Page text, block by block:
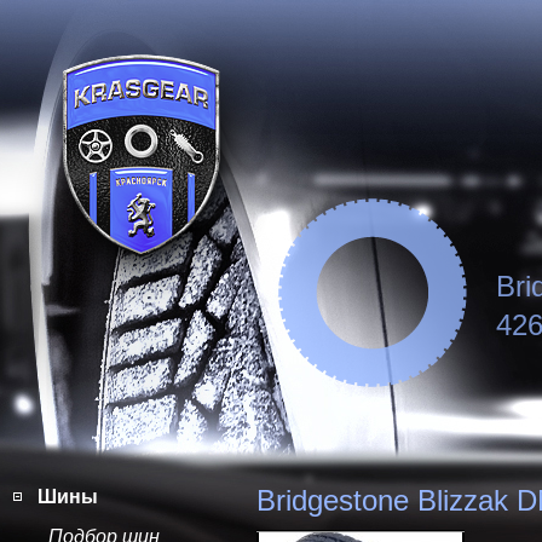
Шины
Подбор шин
Bridgestone Blizzak